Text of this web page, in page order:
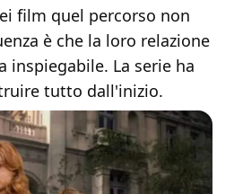
film quel percorso non
è che la loro relazione
inspiegabile. La serie ha
tutto dall'inizio.